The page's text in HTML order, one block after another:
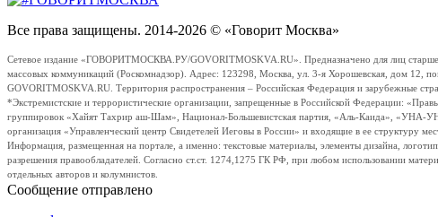
Все права защищены. 2014-2026 © «Говорит Москва»
Сетевое издание «ГОВОРИТМОСКВА.РУ/GOVORITMOSKVA.RU». Предназначено для лиц
массовых коммуникаций (Роскомнадзор). Адрес: 123298, Москва, ул. 3-я Хорошевская, дом 12,
GOVORITMOSKVA.RU. Территория распространения – Российская Федерация и зарубежные
*Экстремистские и террористические организации, запрещенные в Российской Федерации:
группировок «Хайят Тахрир аш-Шам», Национал-Большевистская партия, «Аль-Каида», «УНА-
организация «Управленческий центр Свидетелей Иеговы в России» и входящие в ее структуру
Информация, размещенная на портале, а именно: текстовые материалы, элементы дизайна,
разрешения правообладателей. Согласно ст.ст. 1274,1275 ГК РФ, при любом использовании
отдельных авторов и колумнистов.
Сообщение отправлено